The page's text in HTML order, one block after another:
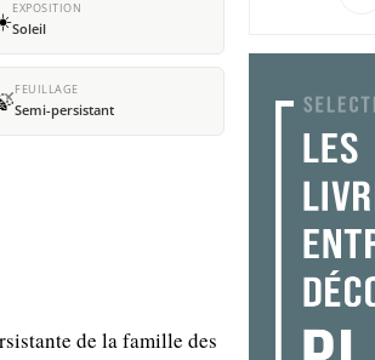
EXPOSITION
Soleil
FEUILLAGE
Semi-persistant
de la famille des